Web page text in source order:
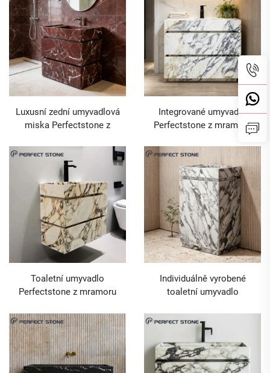
Luxusní zední umyvadlová
miska Perfectstone z
hlavní koupelny ve vilách a
hostinské koupelny v
luxusních hotelích
Integrované umyvadlo
Perfectstone z mramoru
Calacatta Viola pro náročné
interiérové projekty
Toaletní umyvadlo
Perfectstone z mramoru
pro luxusní interiéry
Individuálně vyrobené
toaletní umyvadlo
Arabescato s úložným
prostorem pro náročné
interiérové projekty